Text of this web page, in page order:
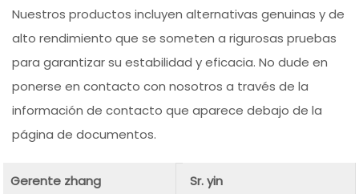
Nuestros productos incluyen alternativas genuinas y de
alto rendimiento que se someten a rigurosas pruebas
para garantizar su estabilidad y eficacia. No dude en
ponerse en contacto con nosotros a través de la
información de contacto que aparece debajo de la
página de documentos.
Gerente zhang
Sr. yin